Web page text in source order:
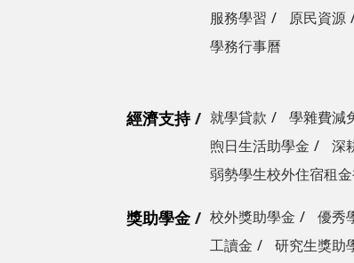
服務學習
原民資源
學務行事曆
經濟支持 就學貸款 學雜費減
煦日生活助學金
深
弱勢學生校外住宿租
獎助學金 校外獎助學金 優秀
工讀金
研究生獎助